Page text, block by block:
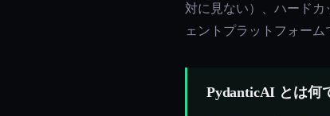
対に見ない）、ハード
ェントプラットフォーム
PydanticAI とは何